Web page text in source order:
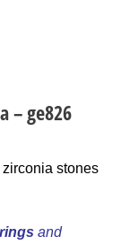
– ge826
stones
and